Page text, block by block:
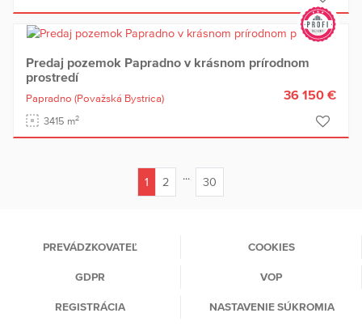
Predaj pozemok Papradno v krásnom prírodnom
prostredí
Papradno (Považská Bystrica)
3415 m2
36 150 €
1
2 ... 30
PREVÁDZKOVATEĽ COOKIES
GDPR VOP
REGISTRÁCIA NASTAVENIE SÚKROMIA